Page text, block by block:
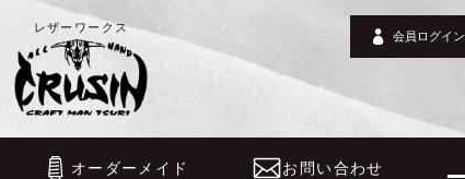
レザーワークス
会員ログイン
オーダーメイド お問い合わせ